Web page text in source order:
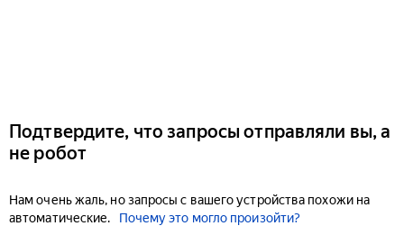
Подтвердите, что запросы отправляли вы, а
не робот
Нам очень жаль, но запросы с вашего устройства похожи на
автоматические.
Почему это могло произойти?